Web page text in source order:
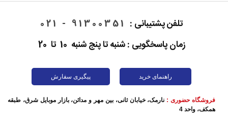
تلفن پشتیبانی : 91300351 - 021
زمان پاسخگویی : شنبه تا پنج شنبه 10 تا 20
راهنمای خرید پیگیری سفارش
فروشگاه حضوری : نارمک، خیابان ثانی، بین مهر و مدائن، بازار موبایل شرق، طبقه
همکف، واحد 4